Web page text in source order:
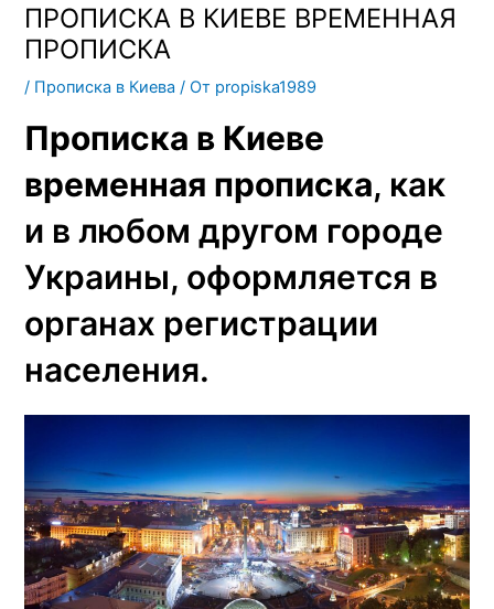
ПРОПИСКА В КИЕВЕ ВРЕМЕННАЯ
ПРОПИСКА
/ Прописка в Киева / От propiska1989
Прописка в Киеве
временная прописка, как
и в любом другом городе
Украины, оформляется в
органах регистрации
населения.